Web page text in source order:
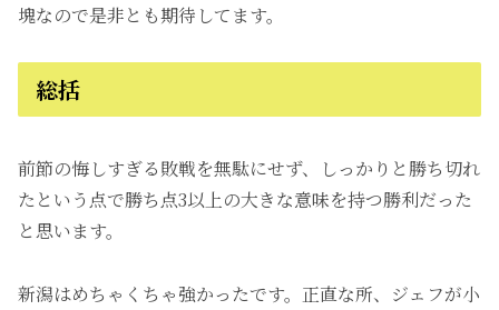
塊なので是非とも期待してます。
総括
前節の悔しすぎる敗戦を無駄にせず、しっかりと勝ち切れ
たという点で勝ち点3以上の大きな意味を持つ勝利だった
と思います。
新潟はめちゃくちゃ強かったです。正直な所、ジェフが小